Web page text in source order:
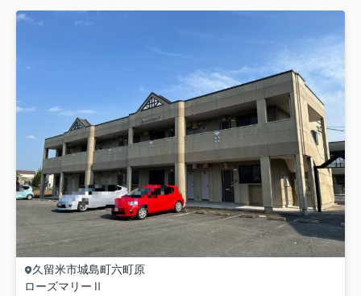
久留米市城島町六町原
ローズマリーⅡ